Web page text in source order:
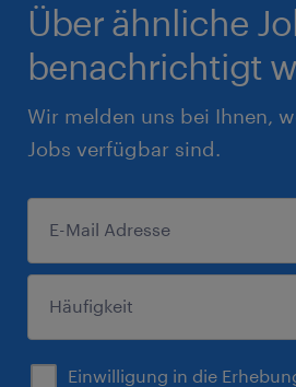
Über ähnliche
benachrichtigt
Wir melden uns bei Ihnen,
Jobs verfügbar sind.
Einwilligung in die